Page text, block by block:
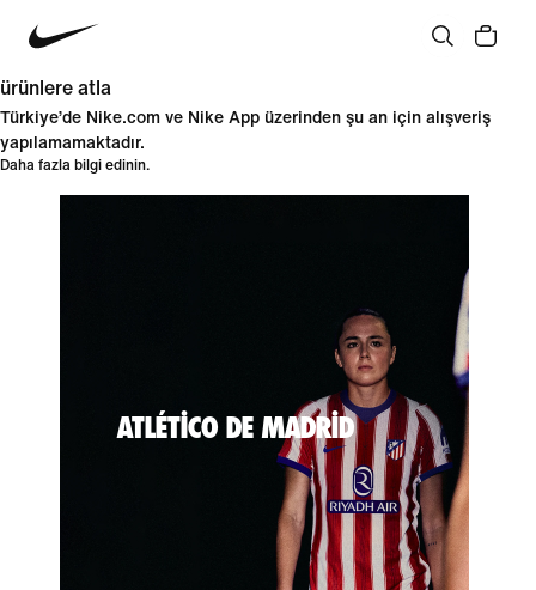
ürünlere atla
Türkiye’de Nike.com ve Nike App üzerinden şu an için alışveriş
yapılamamaktadır.
Daha fazla bilgi edinin.
ATLÉTICO DE MADRID